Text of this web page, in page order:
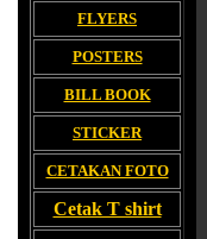
FLYERS
POSTERS
BILL BOOK
STICKER
CETAKAN FOTO
Cetak T shirt